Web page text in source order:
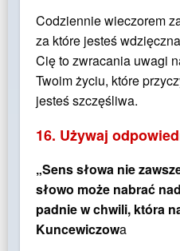
Codziennie wieczorem
za które jesteś
Cię to zwracania uwagi
Twoim życiu, które
jesteś szczęśliwa.
16. Używaj
„Sens słowa nie
słowo może nabrać
padnie w chwili, która
Kuncewiczowa